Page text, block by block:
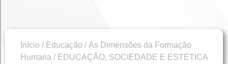
Início / Educação /As Dimensões da Formação
Humana / EDUCAÇÃO, SOCIEDADE E ESTÉTICA